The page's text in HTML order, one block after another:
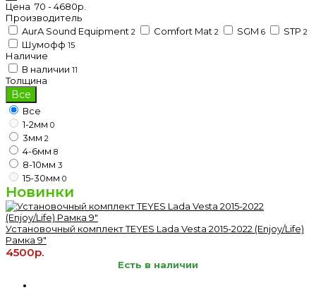
Цена 70 -4680р.
Производитель
AurA Sound Equipment 2 Comfort Mat 2 SGM 6 STP 2
Шумофф 15
Наличие
В наличии 11
Толщина
Все
Все
1-2мм 0
3мм 2
4-6мм 8
8-10мм 3
15-30мм 0
Новинки
Установочный комплект TEYES Lada Vesta 2015-2022 (Enjoy/Life)
Рамка 9"
4500р.
Есть в наличии